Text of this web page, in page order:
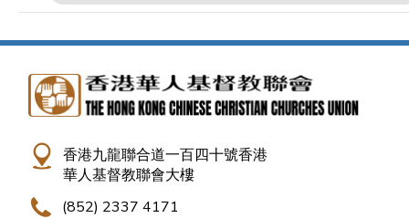
香港九龍聯合道一百四十號香港
華人基督教聯會大樓
(852) 2337 4171